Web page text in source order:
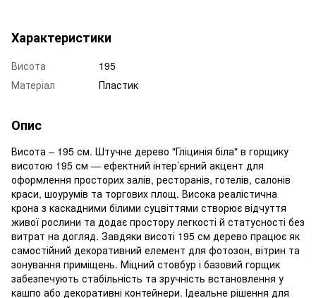
Характеристики
Висота
195
Матеріал
Пластик
Опис
Висота – 195 см. Штучне дерево "Гліцинія біла" в горщику
висотою 195 см — ефектний інтер’єрний акцент для
оформлення просторих залів, ресторанів, готелів, салонів
краси, шоурумів та торгових площ. Висока реалістична
крона з каскадними білими суцвіттями створює відчуття
живої рослини та додає простору легкості й статусності без
витрат на догляд. Завдяки висоті 195 см дерево працює як
самостійний декоративний елемент для фотозон, вітрин та
зонування приміщень. Міцний стовбур і базовий горщик
забезпечують стабільність та зручність встановлення у
кашпо або декоративні контейнери. Ідеальне рішення для